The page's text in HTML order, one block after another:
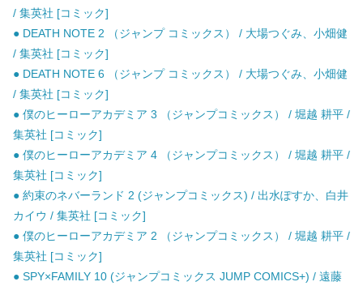
/ 集英社 [コミック]
● DEATH NOTE 2 （ジャンプ コミックス） / 大場つぐみ、小畑健
/ 集英社 [コミック]
● DEATH NOTE 6 （ジャンプ コミックス） / 大場つぐみ、小畑健
/ 集英社 [コミック]
● 僕のヒーローアカデミア 3 （ジャンプコミックス） / 堀越 耕平 /
集英社 [コミック]
● 僕のヒーローアカデミア 4 （ジャンプコミックス） / 堀越 耕平 /
集英社 [コミック]
● 約束のネバーランド 2 (ジャンプコミックス) / 出水ぽすか、白井
カイウ / 集英社 [コミック]
● 僕のヒーローアカデミア 2 （ジャンプコミックス） / 堀越 耕平 /
集英社 [コミック]
● SPY×FAMILY 10 (ジャンプコミックス JUMP COMICS+) / 遠藤